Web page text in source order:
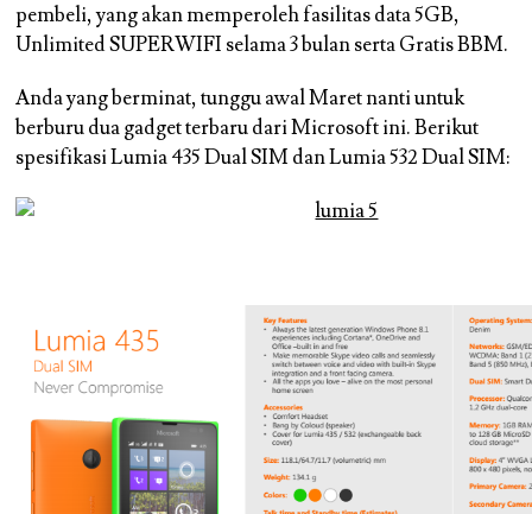
pembeli, yang akan memperoleh fasilitas data 5GB,
Unlimited SUPERWIFI selama 3 bulan serta Gratis BBM.
Anda yang berminat, tunggu awal Maret nanti untuk
berburu dua gadget terbaru dari Microsoft ini. Berikut
spesifikasi Lumia 435 Dual SIM dan Lumia 532 Dual SIM: